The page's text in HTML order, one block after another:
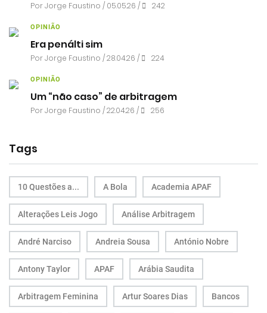
PorJorge Faustino / 05.05.26 / 242
OPINIÃO
Era penálti sim
PorJorge Faustino / 28.04.26 / 224
OPINIÃO
Um “não caso” de arbitragem
PorJorge Faustino / 22.04.26 / 256
Tags
10 Questões a... A Bola Academia APAF
Alterações Leis Jogo Análise Arbitragem
André Narciso Andreia Sousa António Nobre
Antony Taylor APAF Arábia Saudita
Arbitragem Feminina Artur Soares Dias Bancos